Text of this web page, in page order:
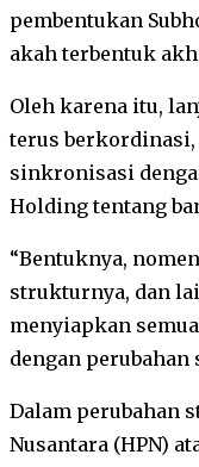
pembentukan
akah terbentuk
Oleh karena itu,
terus
sinkronisasi
Holding tentang
“Bentuknya,
strukturnya, dan
menyiapkan
dengan perubahan
Dalam perubahan
Nusantara (HPN)